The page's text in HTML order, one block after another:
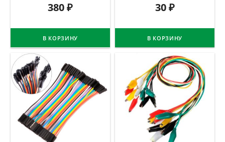
380₽
В КОРЗИНУ
30₽
В КОРЗИНУ